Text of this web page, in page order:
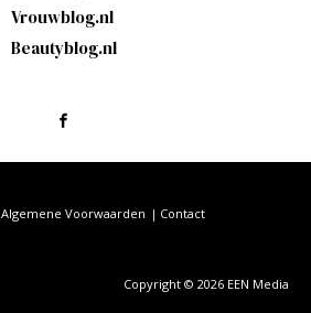
Vrouwblog.nl
Beautyblog.nl
Copyright © 2026 EEN Media
Algemene Voorwaarden Contact